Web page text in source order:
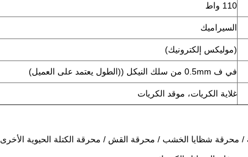
110 واط
السيراميك
(موليكس إلكترونيك)
في ف 0.5mm من سلك النيكل ((الطول يعتمد على العميل)
غلاية الكريات، موقد الكريات
/ محرقة شظايا الخشب / محرقة القش / محرقة الكتلة الحيوية الأخرى